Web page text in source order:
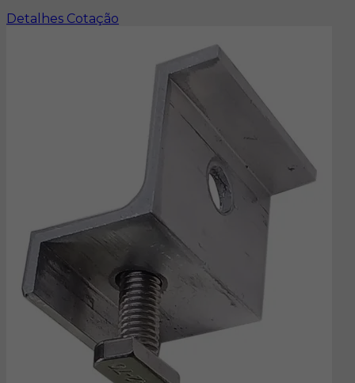
Detalhes Cotação